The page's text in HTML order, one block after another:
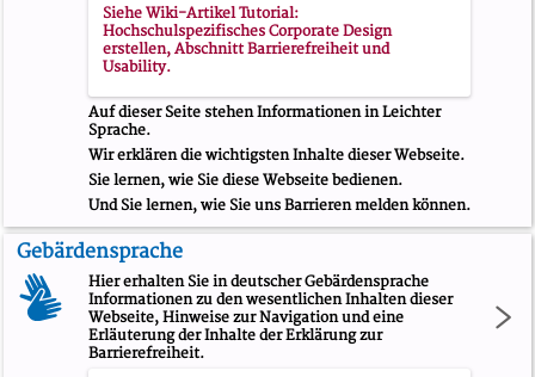
Siehe Wiki-ArtikelTutorial:
Hochschulspezifisches Corporate Design
erstellen, AbschnittBarrierefreiheit und
Usability.
Auf dieser Seite stehen Informationen in Leichter
Sprache.
Wir erklären die wichtigsten Inhalte dieser Webseite.
Sie lernen, wie Sie diese Webseite bedienen.
Und Sie lernen, wie Sie uns Barrieren melden können.
Gebärdensprache
Hier erhalten Sie in deutscher Gebärdensprache
Informationen zu den wesentlichen Inhalten dieser
Webseite, Hinweise zur Navigation und eine
Erläuterung der Inhalte der Erklärung zur
Barrierefreiheit.